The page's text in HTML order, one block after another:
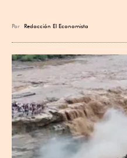
Por Redacción El Economista